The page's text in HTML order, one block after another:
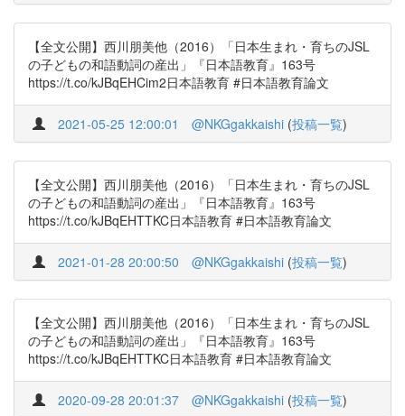
【全文公開】西川朋美他（2016）「日本生まれ・育ちのJSL
の子どもの和語動詞の産出」『日本語教育』163号
https://t.co/kJBqEHCim2日本語教育 #日本語教育論文
2021-05-25 12:00:01 @NKGgakkaishi (投稿一覧)
【全文公開】西川朋美他（2016）「日本生まれ・育ちのJSL
の子どもの和語動詞の産出」『日本語教育』163号
https://t.co/kJBqEHTTKC日本語教育 #日本語教育論文
2021-01-28 20:00:50 @NKGgakkaishi (投稿一覧)
【全文公開】西川朋美他（2016）「日本生まれ・育ちのJSL
の子どもの和語動詞の産出」『日本語教育』163号
https://t.co/kJBqEHTTKC日本語教育 #日本語教育論文
2020-09-28 20:01:37 @NKGgakkaishi (投稿一覧)